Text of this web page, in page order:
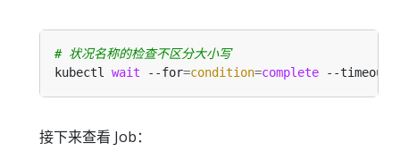
# 状况名称的检查不区分大小写
kubectl wait --for=condition=complete --timeout
接下来查看 Job：